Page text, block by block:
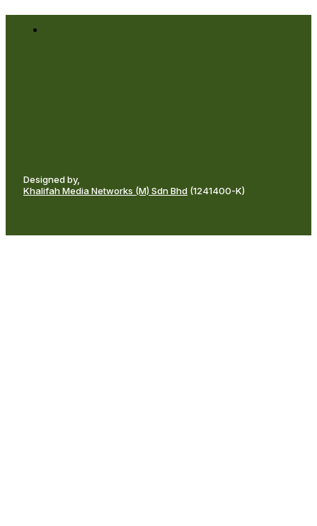
Designed by,
Khalifah Media Networks (M) Sdn Bhd (1241400-K)